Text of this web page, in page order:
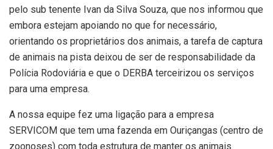
pelo sub tenente Ivan da Silva Souza, que nos informou que
embora estejam apoiando no que for necessário,
orientando os proprietários dos animais, a tarefa de captura
de animais na pista deixou de ser de responsabilidade da
Polícia Rodoviária e que o DERBA terceirizou os serviços
para uma empresa.
A nossa equipe fez uma ligação para a empresa
SERVICOM que tem uma fazenda em Ouriçangas (centro de
zoonoses) com toda estrutura de manter os animais